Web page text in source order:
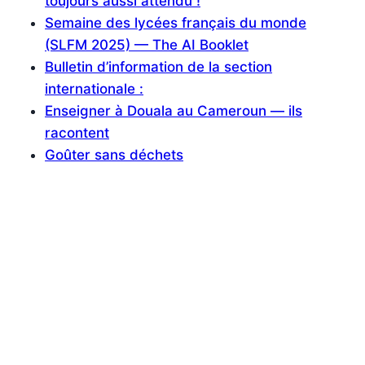
Semaine des lycées français du monde
(SLFM 2025) — The AI Booklet
Bulletin d’information de la section
internationale :
Enseigner à Douala au Cameroun — ils
racontent
Goûter sans déchets